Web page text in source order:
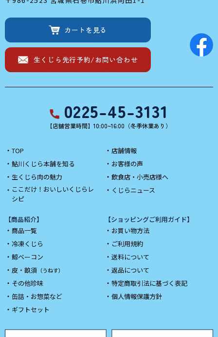
カートを見る
生くじら先行予約/ お問い合わせ
0225-45-3131
【店舗営業時間】10:00~16:00（冬季休業あり）
TOP
鮎川くじら本舗を知る
生くじら肉の魅力
ここだけ！おいしいくじらレ
シピ
店舗情報
お客様の声
飲食店・小売店様へ
くじらニュース
【商品紹介】
商品一覧
冷凍くじら
鯨ベーコン
皮・畝須 （うねす）
その他珍味
缶詰・お惣菜など
ギフトセット
【ショッピングご利用ガイド】
お買い物方法
ご利用規約
送料について
返品について
特定商取引法に基づく表記
個人情報保護方針